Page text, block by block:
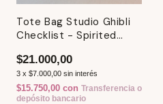
Tote Bag Studio Ghibli
Checklist - Spirited
Chihiro
$21.000,00
3 x $7.000,00 sin interés
$15.750,00 con Transferencia o
depósito bancario